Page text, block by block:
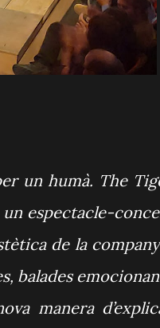
un humà. The
un espectacle-
de la
balades
manera